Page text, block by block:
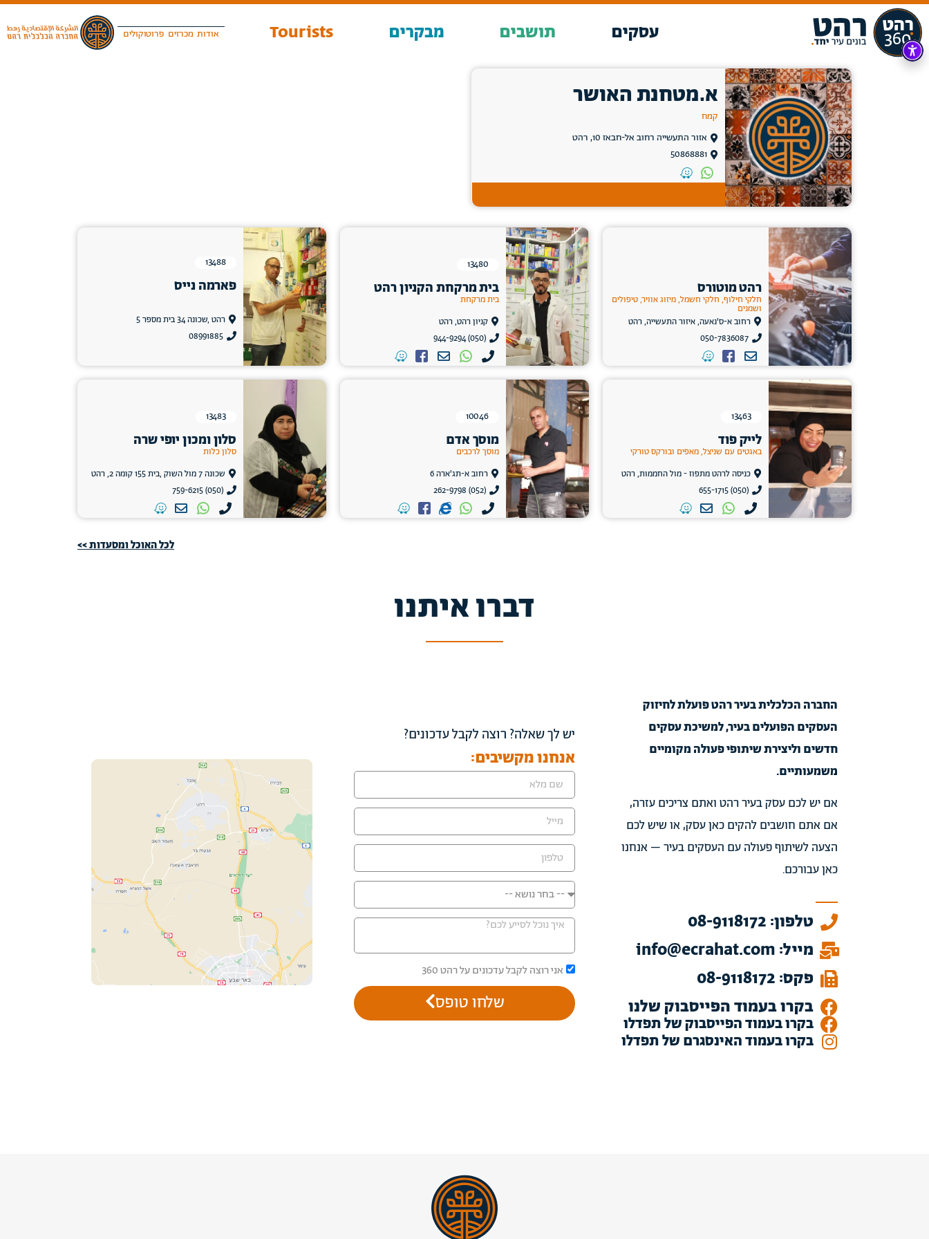
עסקים תושבים מבקרים Tourists אודות מכרזים פרוטוקולים
א.מטחנת האושר
קמח
אזור התעשייה רחוב אל-חבאז 10, רהט
50868881
רהט מוטורס
חלקי חילוף, חלקי חשמל, מיזוג אוויר, טיפולים
ושמנים
רחוב א-ס'נאעה, איזור התעשייה, רהט
050-7836087
13480
בית מרקחת הקניון רהט
בית מרקחת
קניון רהט, רהט
(050) 944-9294
13488
פארמה נייס
רהט ,שכונה 34 בית מספר 5
08991885
13463
לייק פוד
באגטים עם שניצל, מאפים ובורקס טורקי
כניסה לרהט מתפוז - מול החממות, רהט
(050) 655-1715
10046
מוסך אדם
מוסך לרכבים
רחוב א-תג'ארה 6
(052) 262-9798
13483
סלון ומכון יופי שרה
סלון כלות
שכונה 7 מול השוק ,בית 155 קומה 2, רהט
(050) 759-6215
לכל האוכל ומסעדות >>
דברו איתנו
החברה הכלכלית בעיר רהט פועלת לחיזוק
העסקים הפועלים בעיר, למשיכת עסקים
חדשים וליצירת שיתופי פעולה מקומיים
משמעותיים.
אם יש לכם עסק בעיר רהט ואתם צריכים עזרה,
אם אתם חושבים להקים כאן עסק, או שיש לכם
הצעה לשיתוף פעולה עם העסקים בעיר – אנחנו
כאן עבורכם.
טלפון: 08-9118172
מייל: info@ecrahat.com
פקס: 08-9118172
בקרו בעמוד הפייסבוק שלנו
בקרו בעמוד הפייסבוק של תפדלו
בקרו בעמוד האינסגרם של תפדלו
יש לך שאלה? רוצה לקבל עדכונים?
אנחנו מקשיבים:
אני רוצה לקבל עדכונים על רהט 360
שלחו טופס